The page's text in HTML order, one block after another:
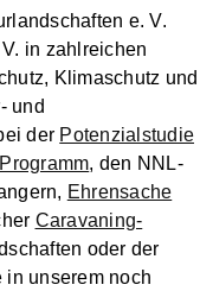
e. V.
in zahlreichen
Klimaschutz und
und
der Potenzialstudie
, den NNL-
Ehrensache
Caravaning-
oder der
in unserem noch